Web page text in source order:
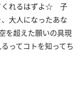
くれるはずよ☆ 子
大人になったあな
を超えた願いの具現
ってコトを知ってち